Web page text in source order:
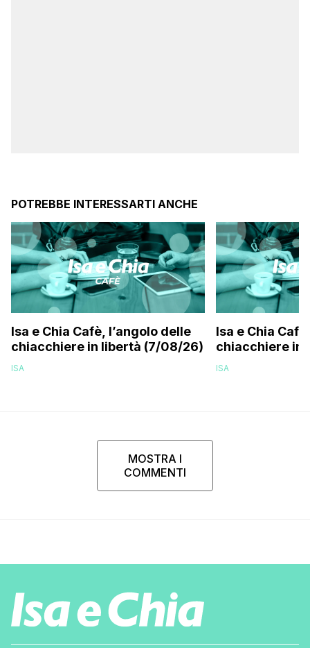
POTREBBE INTERESSARTI ANCHE
Isa e Chia Cafè, l’angolo delle
chiacchiere in libertà (7/08/26)
ISA
Isa e Chia
chiacchiere in
ISA
MOSTRA I
COMMENTI